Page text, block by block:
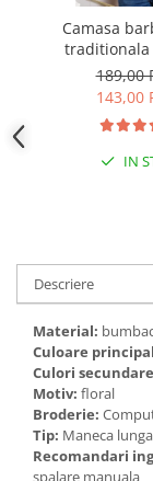
Camasa
traditionala
motiv
Petru
189,00
143,00
IN
Descriere
Material:
Culoare
Culori
Motiv: floral
Broderie:
Tip: Maneca
Recomandari
spalare manuala